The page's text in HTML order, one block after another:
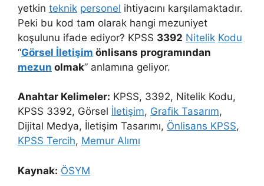
yetkin teknik personel ihtiyacını karşılamaktadır.
Peki bu kod tam olarak hangi mezuniyet
koşulunu ifade ediyor? KPSS 3392 Nitelik Kodu
“Görsel İletişim önlisans programından
mezun olmak” anlamına geliyor.
Anahtar Kelimeler: KPSS, 3392, Nitelik Kodu,
KPSS 3392, Görsel İletişim, Grafik Tasarım,
Dijital Medya, İletişim Tasarımı, Önlisans KPSS,
KPSS Tercih, Memur Alımı
Kaynak: ÖSYM